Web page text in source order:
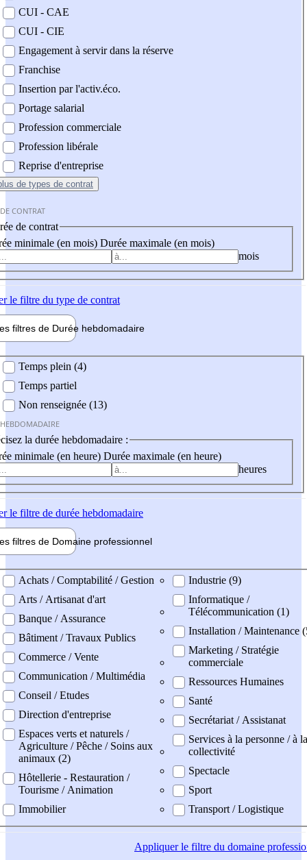
CUI - CAE
CUI - CIE
Engagement à servir dans la réserve
Franchise
Insertion par l'activ.éco.
Portage salarial
Profession commerciale
Profession libérale
Reprise d'entreprise
de types de contrat
CONTRAT
de contrat
minimale (en mois) Durée maximale (en mois)
mois
le filtre du type de contrat
filtres de Durée hebdomadaire
Temps plein (4)
Temps partiel
Non renseignée (13)
la durée hebdomadaire :
minimale (en heure) Durée maximale (en heure)
heures
le filtre de durée hebdomadaire
filtres de Domaine professionnel
professionel
Achats / Comptabilité / Gestion
Arts / Artisanat d'art
Banque / Assurance
Bâtiment / Travaux Publics
Commerce / Vente
Communication / Multimédia
Conseil / Etudes
Direction d'entreprise
Espaces verts et naturels /
Agriculture / Pêche / Soins aux
animaux (2)
Hôtellerie - Restauration /
Tourisme / Animation
Immobilier
Industrie (9)
Informatique /
Télécommunication (1)
Installation / Maintenance
Marketing / Stratégie
commerciale
Ressources Humaines
Santé
Secrétariat / Assistanat
Services à la personne / à la
collectivité
Spectacle
Sport
Transport / Logistique
Appliquerle filtre du domaine